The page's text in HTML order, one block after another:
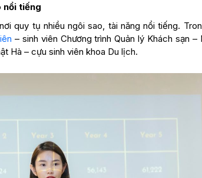
nổi tiếng
quy tụ nhiều ngôi sao, tài năng nổi tiếng.
– sinh viên Chương trình Quản lý Khách sạn
Hà – cựu sinh viên khoa Du lịch.